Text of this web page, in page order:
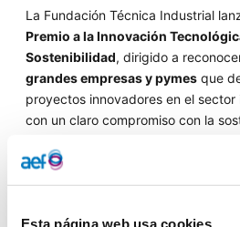
Esta página web usa cookies
La Fundación Técnica Industrial
Premio a la Innovación
Sostenibilidad, dirigido a
grandes empresas y pymes que
proyectos innovadores en el sector
con un claro compromiso con la
El galardón distingue aquellas
medioambiental. El premio incluye: